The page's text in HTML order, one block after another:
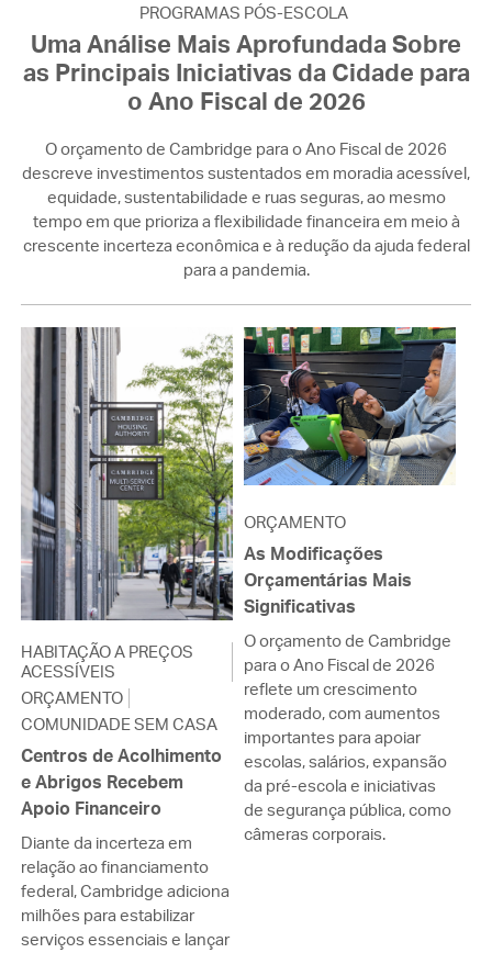
PROGRAMAS PÓS-ESCOLA
Uma Análise Mais Aprofundada Sobre
as Principais Iniciativas da Cidade para
o Ano Fiscal de 2026
O orçamento de Cambridge para o Ano Fiscal de 2026
descreve investimentos sustentados em moradia acessível,
equidade, sustentabilidade e ruas seguras, ao mesmo
tempo em que prioriza a flexibilidade financeira em meio à
crescente incerteza econômica e à redução da ajuda federal
para a pandemia.
HABITAÇÃO A PREÇOS
ACESSÍVEIS
ORÇAMENTO
COMUNIDADE SEM CASA
Centros de Acolhimento
e Abrigos Recebem
Apoio Financeiro
Diante da incerteza em
relação ao financiamento
federal, Cambridge adiciona
milhões para estabilizar
serviços essenciais e lançar
ORÇAMENTO
As Modificações
Orçamentárias Mais
Significativas
O orçamento de Cambridge
para o Ano Fiscal de 2026
reflete um crescimento
moderado, com aumentos
importantes para apoiar
escolas, salários, expansão
da pré-escola e iniciativas
de segurança pública, como
câmeras corporais.